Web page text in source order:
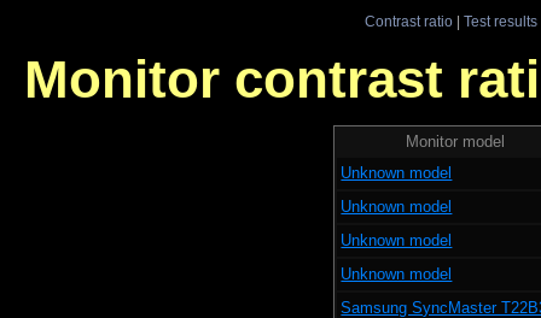
Contrast ratio| Test results
Monitor contrast
Monitor model
Unknown model
Unknown model
Unknown model
Unknown model
Samsung SyncMaster